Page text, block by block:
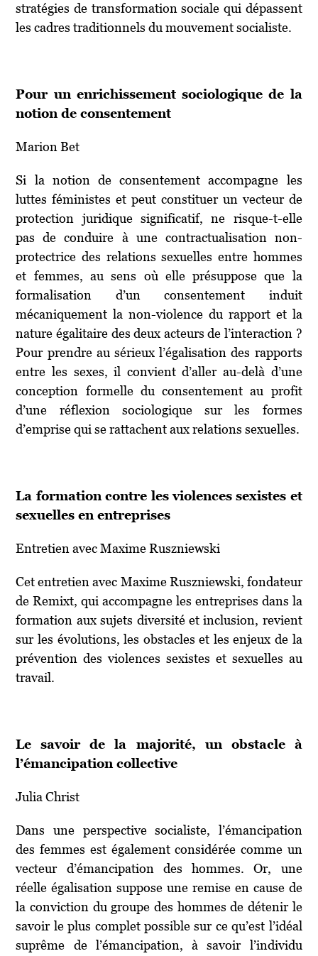
stratégies de transformation sociale qui dépassent
les cadres traditionnels du mouvement socialiste.
Pour un enrichissement sociologique de la
notion de consentement
Marion Bet
Si la notion de consentement accompagne les
luttes féministes et peut constituer un vecteur de
protection juridique significatif, ne risque-t-elle
pas de conduire à une contractualisation non-
protectrice des relations sexuelles entre hommes
et femmes, au sens où elle présuppose que la
formalisation d’un consentement induit
mécaniquement la non-violence du rapport et la
nature égalitaire des deux acteurs de l’interaction ?
Pour prendre au sérieux l’égalisation des rapports
entre les sexes, il convient d’aller au-delà d’une
conception formelle du consentement au profit
d’une réflexion sociologique sur les formes
d’emprise qui se rattachent aux relations sexuelles.
La formation contre les violences sexistes et
sexuelles en entreprises
Entretien avec Maxime Ruszniewski
Cet entretien avec Maxime Ruszniewski, fondateur
de Remixt, qui accompagne les entreprises dans la
formation aux sujets diversité et inclusion, revient
sur les évolutions, les obstacles et les enjeux de la
prévention des violences sexistes et sexuelles au
travail.
Le savoir de la majorité, un obstacle à
l’émancipation collective
Julia Christ
Dans une perspective socialiste, l’émancipation
des femmes est également considérée comme un
vecteur d’émancipation des hommes. Or, une
réelle égalisation suppose une remise en cause de
la conviction du groupe des hommes de détenir le
savoir le plus complet possible sur ce qu’est l’idéal
suprême de l’émancipation, à savoir l’individu